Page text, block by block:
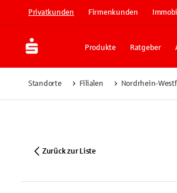
Privatkunden Firmenkunden
Produkte Ratgeber
Standorte Filialen Nordrhein-
Zurück zur Liste